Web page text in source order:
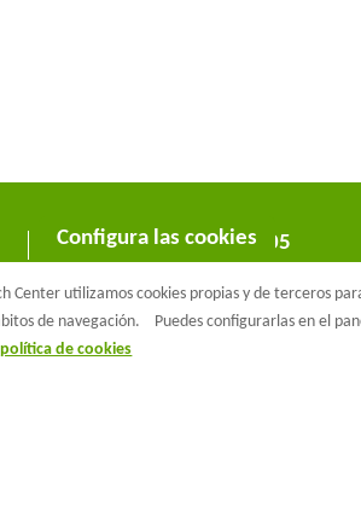
C/ Wellington 30 - 08005
Barcelona
T +34 933 160 990 |
info@barcelonabeta.org
Configura las cookies
Center utilizamos cookies propias y de terceros
de navegación.
Puedes configurarlas en el
de cookies